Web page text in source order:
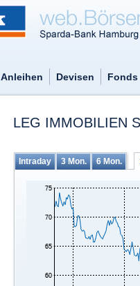
Anleihen Devisen Fonds
LEG IMMOBILIEN
Intraday 3 Mon. 6 Mon.